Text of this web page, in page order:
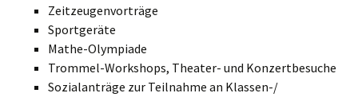
Zeitzeugenvorträge
Sportgeräte
Mathe-Olympiade
Trommel-Workshops, Theater- und Konzertbesuche
Sozialanträge zur Teilnahme an Klassen-/